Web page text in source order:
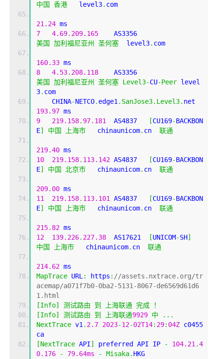
中国
香港
   level3
. com
21.24 ms
7
4.69. 209.165
美国
加利福尼亚州 圣何塞
  level3
. com
160.33 ms
8
4.53. 208.118
美国
加利福尼亚州 圣何塞 Level3-CU-Peer level
3. com
    CHINA
-NETCO. edge1. SanJose3. Level3.
193.97 ms
9
219.158. 97.181
  AS4837
[CU169-BACKBON
E] 中国 上海市
   chinaunicom
. cn 联通
219.40 ms
10
219.158. 113.142 AS4837 [CU169-BACKBON
E] 中国 北京市
   chinaunicom
. cn 联通
209.00 ms
11
219.158. 113.101 AS4837 [CU169-BACKBON
E] 中国 上海市
   chinaunicom
. cn 联通
215.82 ms
12
139.226. 227.38
  AS17621
[UNICOM-SH]
中国
上海市
   chinaunicom
. cn 联通
214.62 ms
MapTrace URL: https : //assets.nxtrace.org/tr
acemap/a071f7b0-0ba2-5131-8067-de6569d61d6
1.html
[Info] 测试路由 到 上海联通 完成
！
[Info] 测试路由 到 上海联通9929 中
...
NextTrace v1. 2.7 2023-12-02T14: 29: 04Z c0455
ca
[NextTrace API] preferred API IP - 104.21.4
0.176
- 79.64ms - Misaka. HKG